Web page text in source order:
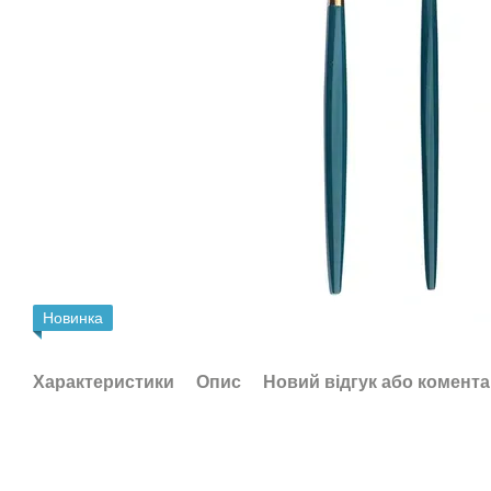
Новинка
Характеристики Опис Новий відгук або